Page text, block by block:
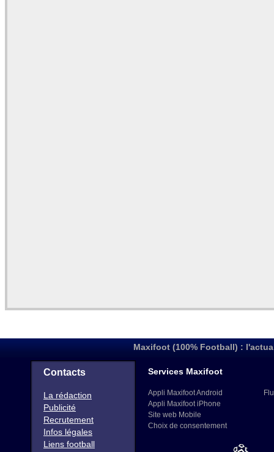
Maxifoot (100% Football) :
Contacts
La rédaction
Publicité
Recrutement
Infos légales
Liens football
Services Maxifoot
Appli Maxifoot Android
Appli Maxifoot iPhone
Site web Mobile
Choix de consentement